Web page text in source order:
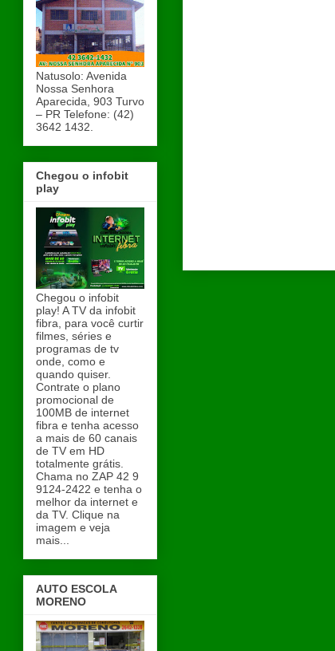
Natusolo: Avenida
Nossa Senhora
Aparecida, 903 Turvo
– PR Telefone: (42)
3642 1432.
Chegou o infobit
play
Chegou o infobit
play! A TV da infobit
fibra, para você curtir
filmes, séries e
programas de tv
onde, como e
quando quiser.
Contrate o plano
promocional de
100MB de internet
fibra e tenha acesso
a mais de 60 canais
de TV em HD
totalmente grátis.
Chama no ZAP 42 9
9124-2422 e tenha o
melhor da internet e
da TV. Clique na
imagem e veja
mais...
AUTO ESCOLA
MORENO